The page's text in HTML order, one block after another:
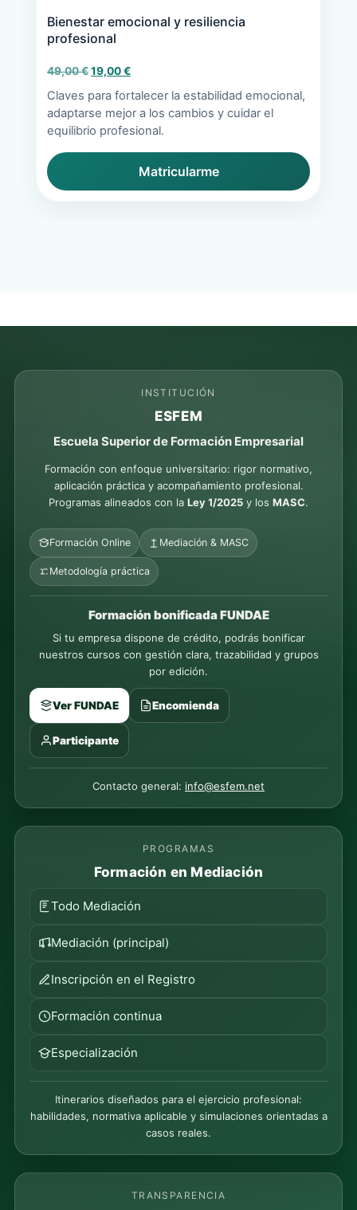
Bienestar emocional y resiliencia
profesional
49,00€El
original
era:
49,00 €.
19,00€El
actual
es:
19,00 €.
Claves para fortalecer la estabilidad emocional,
adaptarse mejor a los cambios y cuidar el
equilibrio profesional.
Matricularme
INSTITUCIÓN
ESFEM
Escuela Superior de Formación Empresarial
Formación con enfoque universitario: rigor normativo,
aplicación práctica y acompañamiento profesional.
Programas alineados con la Ley 1/2025 y los MASC.
Formación Online Mediación & MASC
Metodología práctica
Formación bonificada FUNDAE
Si tu empresa dispone de crédito, podrás bonificar
nuestros cursos con gestión clara, trazabilidad y grupos
por edición.
Ver FUNDAE Encomienda
Participante
Contacto general: info@esfem.net
PROGRAMAS
Formación en Mediación
Todo Mediación
Mediación (principal)
Inscripción en el Registro
Formación continua
Especialización
Itinerarios diseñados para el ejercicio profesional:
habilidades, normativa aplicable y simulaciones orientadas a
casos reales.
TRANSPARENCIA